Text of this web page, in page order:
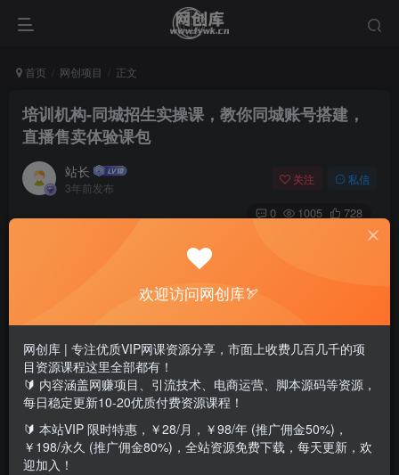
首页 网创项目 正文
培训机构-同城招生实操课，教你同城账号搭建，
直播售卖体验课包
站长
3年前发布
关注 私信
0 1005 728
短视频可复制方法课程内容：第1节第一章同城号基本逻
辑.mp4第2节第二章基本要素.mp4第3节第三章01企业号认
欢迎访问网创库🏹
网创库 | 专注优质VIP网课资源分享，市面上收费几百几千的项
目资源课程这里全部都有！
🔰 内容涵盖网赚项目、引流技术、电商运营、脚本源码等资源，
每日稳定更新10-20优质付费资源课程！
🔰 本站VIP 限时特惠，￥28/月，￥98/年 (推广佣金50%)，
￥198/永久 (推广佣金80%)，全站资源免费下载，每天更新，欢
迎加入！